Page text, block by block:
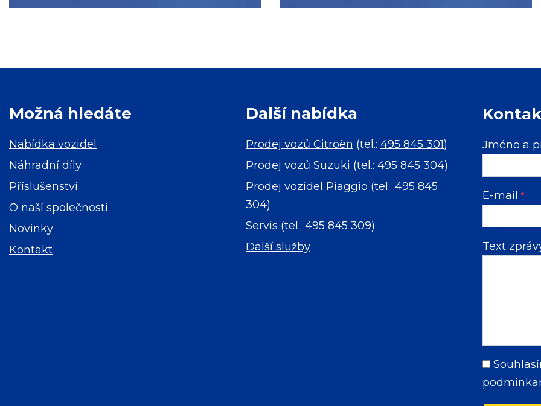
Možná hledáte
Nabídka vozidel
Náhradní díly
Příslušenství
O naší společnosti
Novinky
Kontakt
Další nabídka
Prodej vozů Citroën (tel.: 495 845 301)
Prodej vozů Suzuki (tel.: 495 845 304)
Prodej vozidel Piaggio (tel.: 495 845
304)
Servis (tel.: 495 845 309)
Další služby
Jméno a
E-mail *
Text